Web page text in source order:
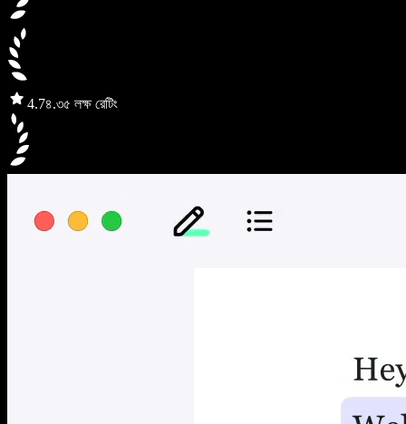
4.7৪.৩৫ লক্ষ রেটিং